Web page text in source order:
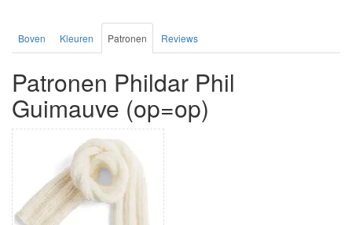
Boven Kleuren Patronen Reviews
Patronen Phildar Phil
Guimauve (op=op)